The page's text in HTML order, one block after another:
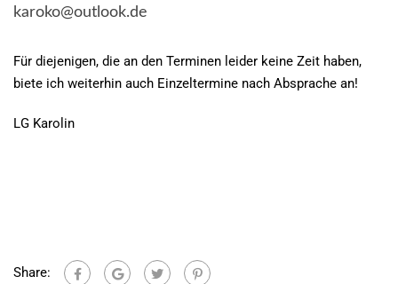
karoko@outlook.de
Für diejenigen, die an den Terminen leider keine Zeit haben,
biete ich weiterhin auch Einzeltermine nach Absprache an!
LG Karolin
Share: